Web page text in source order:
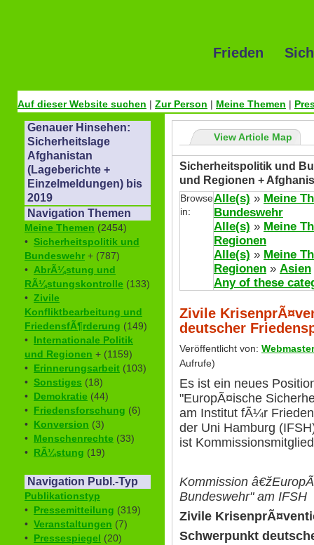
Frieden
Auf dieser Website suchen | Zur Person | Meine Themen |
Genauer Hinsehen:
Sicherheitslage
Afghanistan
(Lageberichte +
Einzelmeldungen) bis
2019
Navigation Themen
Meine Themen (2454)
• Sicherheitspolitik und
Bundeswehr + (787)
• AbrÃ¼stung und
RÃ¼stungskontrolle (133)
• Zivile
Konfliktbearbeitung und
FriedensfÃ¶rderung (149)
• Internationale Politik
und Regionen + (1159)
• Erinnerungsarbeit (103)
• Sonstiges (18)
• Demokratie (44)
• Friedensforschung (6)
• Konversion (3)
• Menschenrechte (33)
• RÃ¼stung (19)
Navigation Publ.-Typ
Publikationstyp
• Pressemitteilung (319)
• Veranstaltungen (7)
• Pressespiegel (20)
View Article Map
Sicherheitspolitik und
und Regionen +
Browse
in:
Alle(s) » Meine
Bundeswehr
Alle(s) » Meine
Regionen
Alle(s) » Meine
Regionen » Asien
Any of these
Zivile
deutscher
Veröffentlicht von: Webmaster
Aufrufe)
Es ist ein neues
"EuropÃ¤ische
am Institut fÃ¼r
der Uni Hamburg
ist
Kommission
Bundeswehr" am IFSH
Zivile
Schwerpunkt